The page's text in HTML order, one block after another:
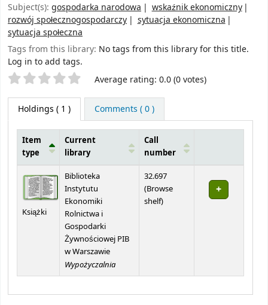
Subject(s): gospodarka narodowa
wskaźnik ekonomiczny
rozwój społecznogospodarczy
sytuacja ekonomiczna
sytuacja społeczna
Tags from this library: No tags from this library for this title.
Log in to add tags.
Star ratings Average rating: 0.0 (0 votes)
Holdings ( 1 ) Comments ( 0 )
Item
type
Current
library
Call
number
Książki
Biblioteka
Instytutu
Ekonomiki
Rolnictwa i
Gospodarki
Żywnościowej PIB
w Warszawie
Wypożyczalnia
32.697
(Browse
shelf(Opens below)
)